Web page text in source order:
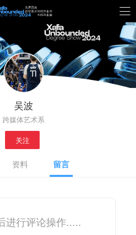
吴波
跨媒体艺术系
关注
资料 留言
进行评论操作.....